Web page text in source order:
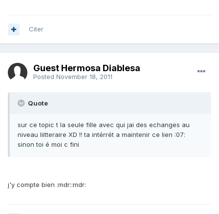
Citer
Guest Hermosa Diablesa
Posted November 18, 2011
Quote
sur ce topic t la seule fille avec qui jai des echanges au
niveau liitteraire XD !! ta intérrét a maintenir ce lien :07:
sinon toi é moi c fini
j'y compte bien :mdr::mdr: